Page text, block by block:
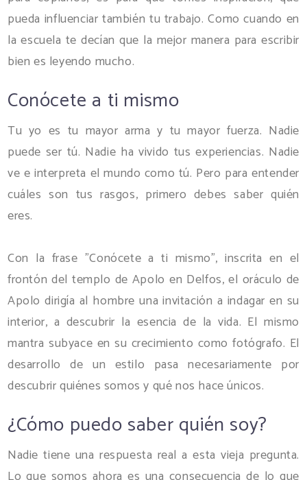
pueda influenciar también tu trabajo. Como cuando en
la escuela te decían que la mejor manera para escribir
bien es leyendo mucho.
Conócete a ti mismo
Tu yo es tu mayor arma y tu mayor fuerza. Nadie
puede ser tú. Nadie ha vivido tus experiencias. Nadie
ve e interpreta el mundo como tú. Pero para entender
cuáles son tus rasgos, primero debes saber quién
eres.
Con la frase "Conócete a ti mismo", inscrita en el
frontón del templo de Apolo en Delfos, el oráculo de
Apolo dirigía al hombre una invitación a indagar en su
interior, a descubrir la esencia de la vida. El mismo
mantra subyace en su crecimiento como fotógrafo. El
desarrollo de un estilo pasa necesariamente por
descubrir quiénes somos y qué nos hace únicos.
¿Cómo puedo saber quién soy?
Nadie tiene una respuesta real a esta vieja pregunta.